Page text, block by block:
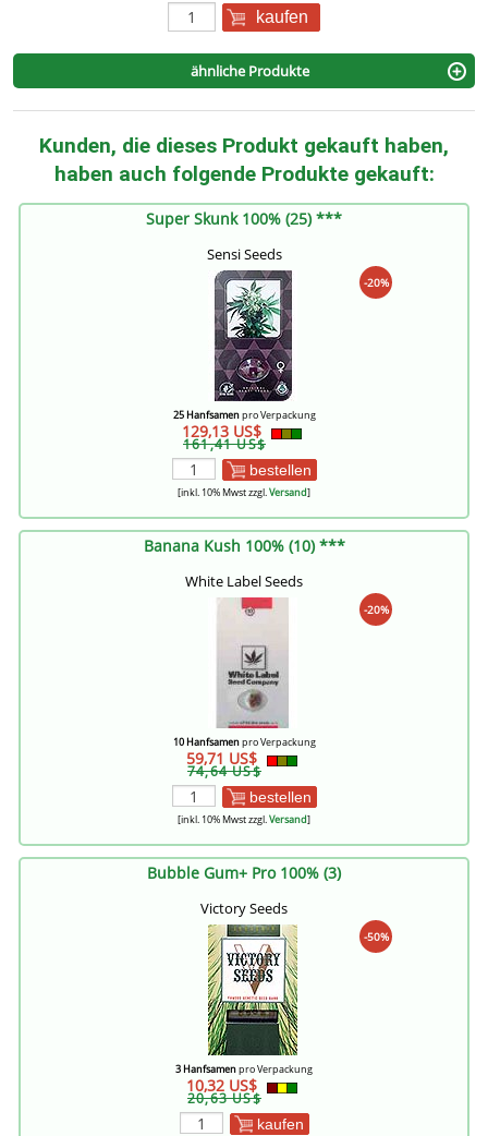
kaufen
ähnliche Produkte
Kunden, die dieses Produkt gekauft haben,
haben auch folgende Produkte gekauft:
Super Skunk 100% (25) ***
Sensi Seeds
-20%
25 Hanfsamenpro Verpackung
129,13 US$
161,41 US$
bestellen
[inkl. 10% Mwst zzgl.Versand]
Banana Kush 100% (10) ***
White Label Seeds
-20%
10 Hanfsamenpro Verpackung
59,71 US$
74,64 US$
bestellen
[inkl. 10% Mwst zzgl.Versand]
Bubble Gum+ Pro 100% (3)
Victory Seeds
-50%
3 Hanfsamenpro Verpackung
10,32 US$
20,63 US$
kaufen